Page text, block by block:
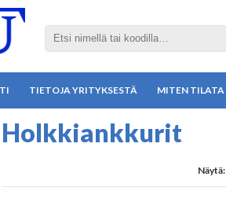
TIETOJA YRITYKSESTÄ MITEN TILATA
Holkkiankkurit
Näytä: